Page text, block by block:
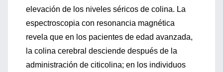
elevación de los niveles séricos de colina. La
espectroscopia con resonancia magnética
revela que en los pacientes de edad avanzada,
la colina cerebral desciende después de la
administración de citicolina; en los individuos